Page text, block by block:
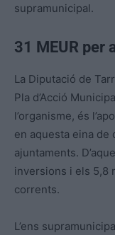
supramunicipal.
31 MEUR per
La Diputació de
Pla d’Acció
l’organisme, és
en aquesta eina de
ajuntaments.
inversions i els 5,8
corrents.
L’ens